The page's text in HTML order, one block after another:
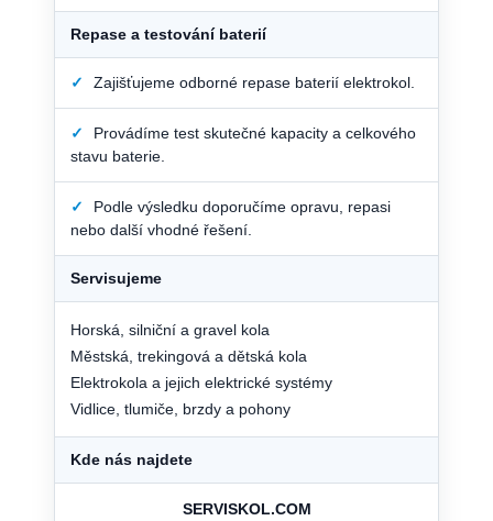
Repase a testování baterií
✓ Zajišťujeme odborné repase baterií elektrokol.
✓
Provádíme test skutečné kapacity a celkového
stavu baterie.
✓
Podle výsledku doporučíme opravu, repasi
nebo další vhodné řešení.
Servisujeme
Horská, silniční a gravel kola
Městská, trekingová a dětská kola
Elektrokola a jejich elektrické systémy
Vidlice, tlumiče, brzdy a pohony
Kde nás najdete
SERVISKOL.COM